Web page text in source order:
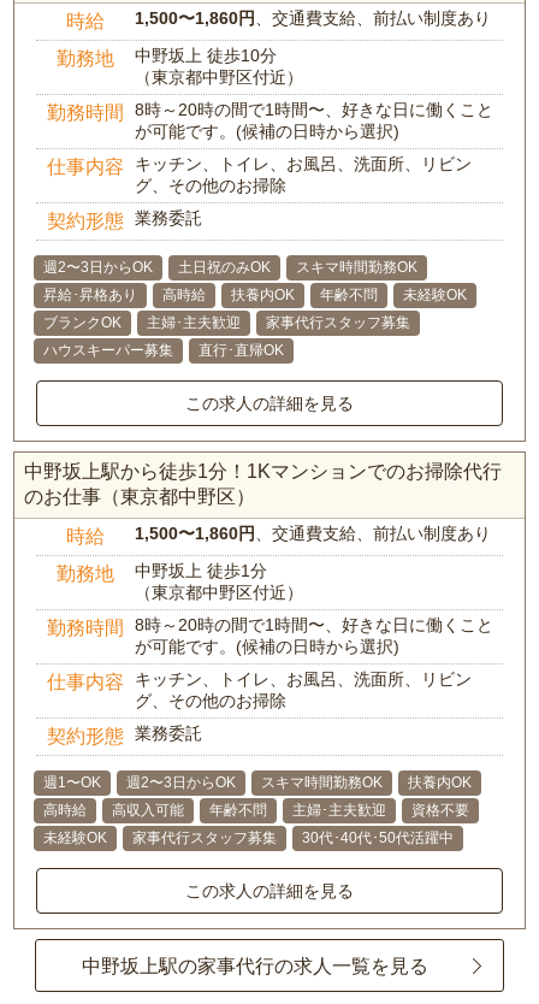
時給 1,500〜1,860円、交通費支給、前払い制度あり
勤務地
中野坂上 徒歩10分
（東京都中野区付近）
勤務時間
8時～20時の間で1時間〜、好きな日に働くこと
が可能です。(候補の日時から選択)
仕事内容
キッチン、トイレ、お風呂、洗面所、リビン
グ、その他のお掃除
契約形態 業務委託
週2〜3日からOK 土日祝のみOK
スキマ時間勤務OK
昇給･昇格あり
高時給 扶養内OK 年齢不問
未経験OK
ブランクOK
主婦･主夫歓迎
家事代行スタッフ募集
ハウスキーパー募集
直行･直帰OK
この求人の詳細を見る
中野坂上駅から徒歩1分！1Kマンションでのお掃除代行
のお仕事（東京都中野区）
時給 1,500〜1,860円、交通費支給、前払い制度あり
勤務地
中野坂上 徒歩1分
（東京都中野区付近）
勤務時間
8時～20時の間で1時間〜、好きな日に働くこと
が可能です。(候補の日時から選択)
仕事内容
キッチン、トイレ、お風呂、洗面所、リビン
グ、その他のお掃除
契約形態 業務委託
週1〜OK 週2〜3日からOK スキマ時間勤務OK
扶養内OK
高時給
高収入可能 年齢不問 主婦･主夫歓迎
資格不要
未経験OK
家事代行スタッフ募集 30代･40代･50代活躍中
この求人の詳細を見る
中野坂上駅の家事代行の求人一覧を見る